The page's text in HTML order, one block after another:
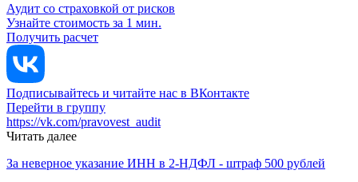
Аудит со страховкой от рисков
Узнайте стоимость за 1 мин.
Получить расчет
Подписывайтесь и читайте нас в ВКонтакте
Перейти в группу
https://vk.com/pravovest_audit
Читать далее
За неверное указание ИНН в 2-НДФЛ - штраф 500 рублей